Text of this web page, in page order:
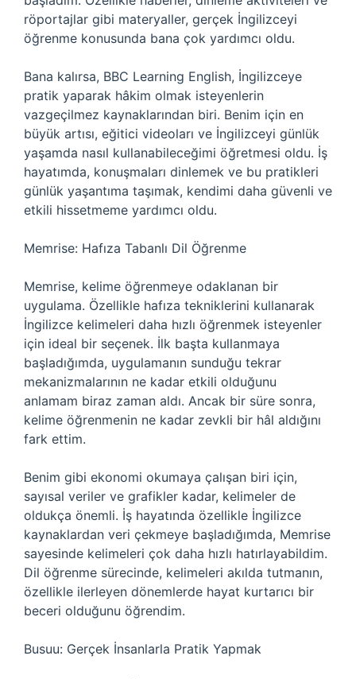
röportajlar gibi materyaller, gerçek İngilizceyi
öğrenme konusunda bana çok yardımcı oldu.
Bana kalırsa, BBC Learning English, İngilizceye
pratik yaparak hâkim olmak isteyenlerin
vazgeçilmez kaynaklarından biri. Benim için en
büyük artısı, eğitici videoları ve İngilizceyi günlük
yaşamda nasıl kullanabileceğimi öğretmesi oldu. İş
hayatımda, konuşmaları dinlemek ve bu pratikleri
günlük yaşantıma taşımak, kendimi daha güvenli ve
etkili hissetmeme yardımcı oldu.
Memrise: Hafıza Tabanlı Dil Öğrenme
Memrise, kelime öğrenmeye odaklanan bir
uygulama. Özellikle hafıza tekniklerini kullanarak
İngilizce kelimeleri daha hızlı öğrenmek isteyenler
için ideal bir seçenek. İlk başta kullanmaya
başladığımda, uygulamanın sunduğu tekrar
mekanizmalarının ne kadar etkili olduğunu
anlamam biraz zaman aldı. Ancak bir süre sonra,
kelime öğrenmenin ne kadar zevkli bir hâl aldığını
fark ettim.
Benim gibi ekonomi okumaya çalışan biri için,
sayısal veriler ve grafikler kadar, kelimeler de
oldukça önemli. İş hayatında özellikle İngilizce
kaynaklardan veri çekmeye başladığımda, Memrise
sayesinde kelimeleri çok daha hızlı hatırlayabildim.
Dil öğrenme sürecinde, kelimeleri akılda tutmanın,
özellikle ilerleyen dönemlerde hayat kurtarıcı bir
beceri olduğunu öğrendim.
Busuu: Gerçek İnsanlarla Pratik Yapmak